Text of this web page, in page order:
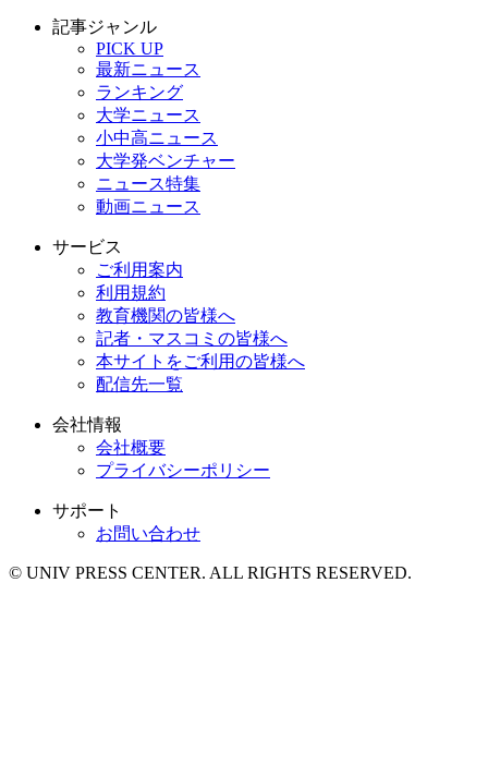
記事ジャンル
PICK UP
最新ニュース
ランキング
大学ニュース
小中高ニュース
大学発ベンチャー
ニュース特集
動画ニュース
サービス
ご利用案内
利用規約
教育機関の皆様へ
記者・マスコミの皆様へ
本サイトをご利用の皆様へ
配信先一覧
会社情報
会社概要
プライバシーポリシー
サポート
お問い合わせ
© UNIV PRESS CENTER. ALL RIGHTS RESERVED.